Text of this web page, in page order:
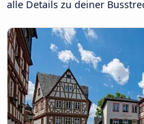
alle Details zu deiner